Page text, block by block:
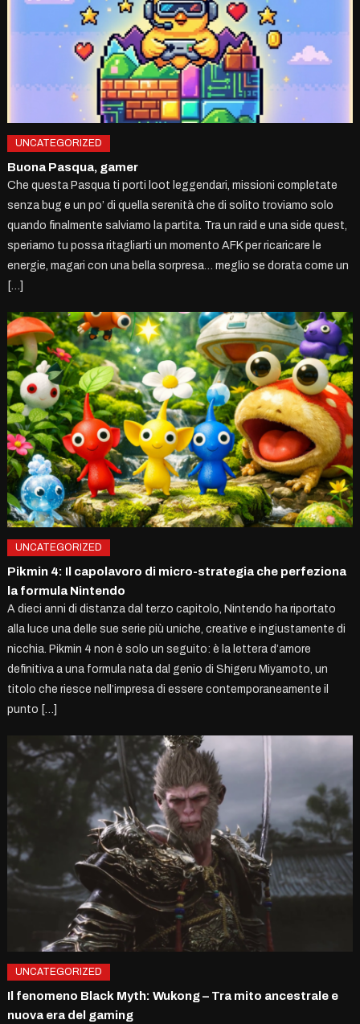
UNCATEGORIZED
Buona Pasqua, gamer
Che questa Pasqua ti porti loot leggendari, missioni completate
senza bug e un po’ di quella serenità che di solito troviamo solo
quando finalmente salviamo la partita. Tra un raid e una side quest,
speriamo tu possa ritagliarti un momento AFK per ricaricare le
energie, magari con una bella sorpresa… meglio se dorata come un
[…]
UNCATEGORIZED
Pikmin 4: Il capolavoro di micro-strategia che perfeziona
la formula Nintendo
A dieci anni di distanza dal terzo capitolo, Nintendo ha riportato
alla luce una delle sue serie più uniche, creative e ingiustamente di
nicchia. Pikmin 4 non è solo un seguito: è la lettera d’amore
definitiva a una formula nata dal genio di Shigeru Miyamoto, un
titolo che riesce nell’impresa di essere contemporaneamente il
punto […]
UNCATEGORIZED
Il fenomeno Black Myth: Wukong – Tra mito ancestrale e
nuova era del gaming